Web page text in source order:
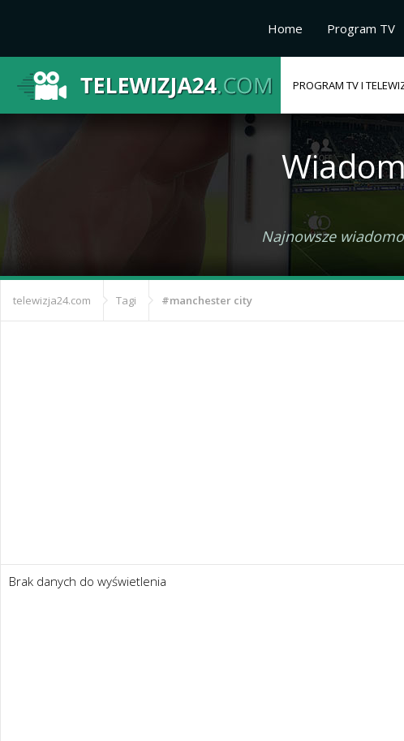
PROGRAM TV I
Home Program TV
telewizja24.com Tagi #manchester city
Brak danych do wyświetlenia
Najnowsze